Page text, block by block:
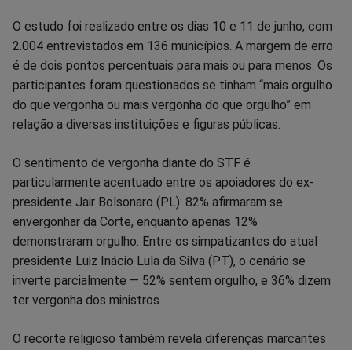
O estudo foi realizado entre os dias 10 e 11 de junho, com
2.004 entrevistados em 136 municípios. A margem de erro
é de dois pontos percentuais para mais ou para menos. Os
participantes foram questionados se tinham “mais orgulho
do que vergonha ou mais vergonha do que orgulho” em
relação a diversas instituições e figuras públicas.
O sentimento de vergonha diante do STF é
particularmente acentuado entre os apoiadores do ex-
presidente Jair Bolsonaro (PL): 82% afirmaram se
envergonhar da Corte, enquanto apenas 12%
demonstraram orgulho. Entre os simpatizantes do atual
presidente Luiz Inácio Lula da Silva (PT), o cenário se
inverte parcialmente — 52% sentem orgulho, e 36% dizem
ter vergonha dos ministros.
O recorte religioso também revela diferenças marcantes